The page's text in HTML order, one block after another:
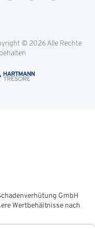
© 2026 Alle Rechte
GmbH
Wertbehältnisse nach